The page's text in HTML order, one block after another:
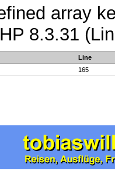
array
8.3.31
Line
165